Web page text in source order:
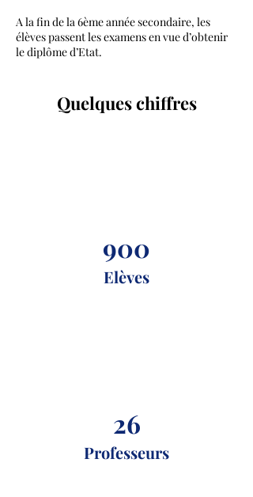
A la fin de la 6ème année secondaire, les
élèves passent les examens en vue d’obtenir
le diplôme d’Etat.
Quelques chiffres
900
Elèves
26
Professeurs